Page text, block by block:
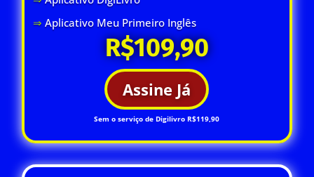
⇒Aplicativo Meu Primeiro Inglês
R$109,90
Assine Já
Sem o serviço de Digilivro R$119,90